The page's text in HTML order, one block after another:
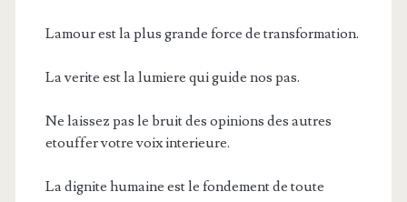
Lamour est la plus grande force de transformation.
La verite est la lumiere qui guide nos pas.
Ne laissez pas le bruit des opinions des autres
etouffer votre voix interieure.
La dignite humaine est le fondement de toute